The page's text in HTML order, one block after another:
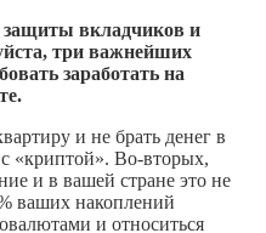
вкладчиков и
три важнейших
заработать на
и не брать денег в
«криптой». Во-вторых,
и в вашей стране это не
ваших накоплений
и относиться